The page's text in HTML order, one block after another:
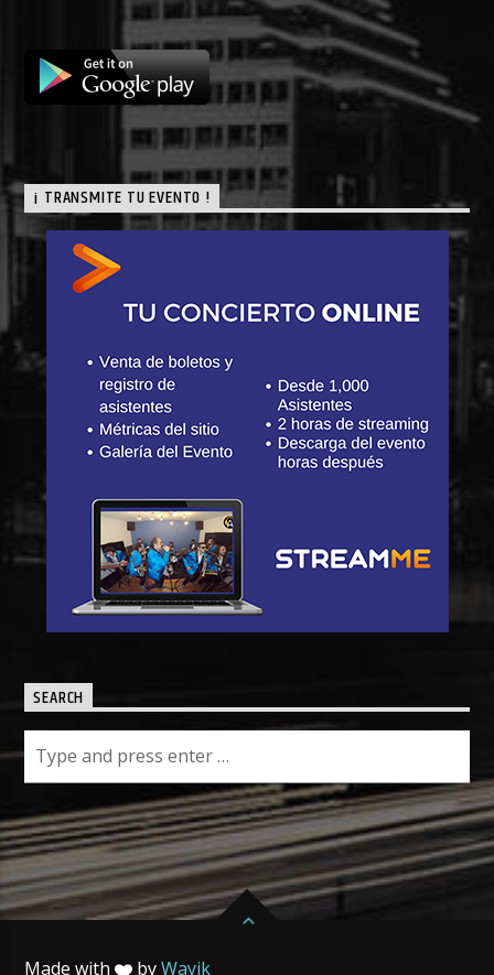
¡ TRANSMITE TU EVENTO !
SEARCH
Made with byWayik